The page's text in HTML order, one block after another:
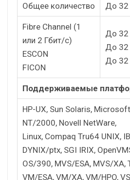
Общее количество До 32
Fibre Channel (1
или 2 Гбит/с)
ESCON
FICON
До 32
До 32
До 32
Поддерживаемые
HP-UX, Sun Solaris,
NT/2000, Novell NetWare,
Linux, Compaq Tru64 UNIX,
DYNIX/ptx, SGI IRIX,
OS/390, MVS/ESA, MVS/XA,
VM/ESA, VM/XA, VM/HPO,